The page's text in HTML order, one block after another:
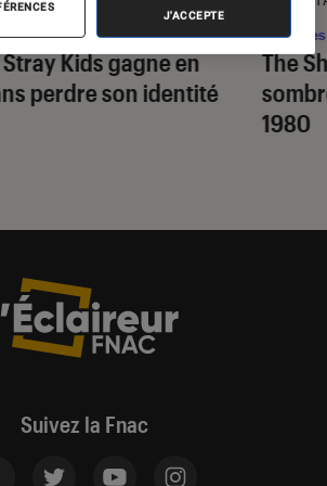
Kids gagne en
perdre son identité
The
1980
Séries
Suivez la Fnac
J'ACCEPTE